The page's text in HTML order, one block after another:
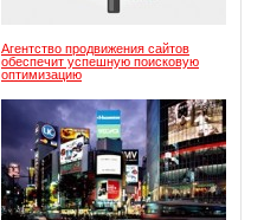
Агентство продвижения сайтов
обеспечит успешную поисковую
оптимизацию